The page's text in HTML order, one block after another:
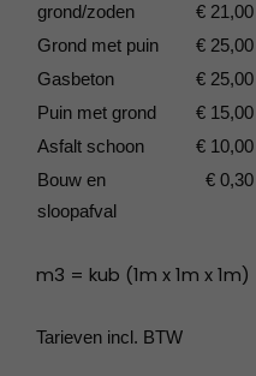
grond/zoden
€ 21,00
Grond met puin
€ 25,00
Gasbeton
€ 25,00
Puin met grond
€ 15,00
Asfalt schoon
€ 10,00
Bouw en
sloopafval
€ 0,30
m3 = kub (1m x 1m x 1m)
Tarieven incl. BTW